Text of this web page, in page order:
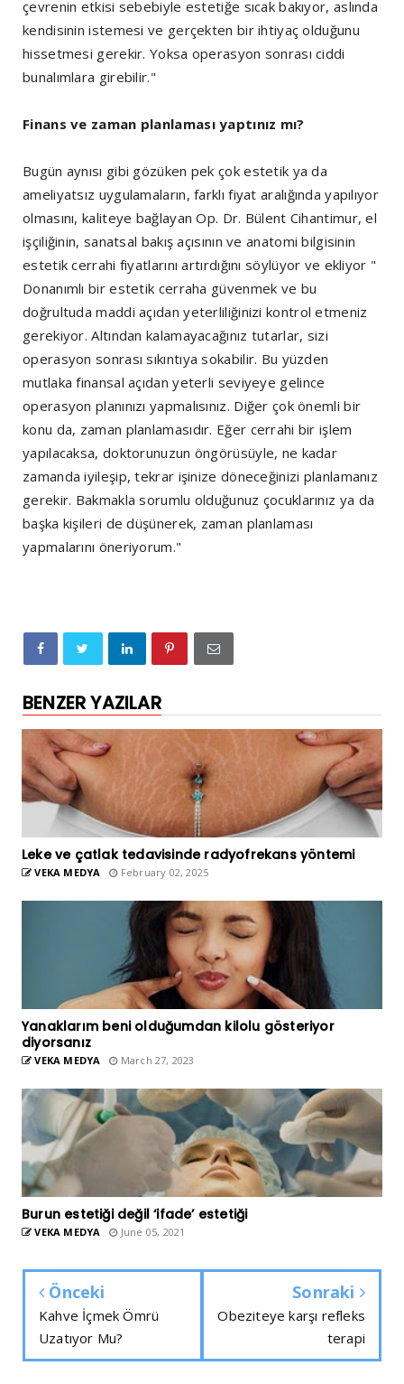
çevrenin etkisi sebebiyle estetiğe sıcak bakıyor, aslında
kendisinin istemesi ve gerçekten bir ihtiyaç olduğunu
hissetmesi gerekir. Yoksa operasyon sonrası ciddi
bunalımlara girebilir."
Finans ve zaman planlaması yaptınız mı?
Bugün aynısı gibi gözüken pek çok estetik ya da
ameliyatsız uygulamaların, farklı fiyat aralığında yapılıyor
olmasını, kaliteye bağlayan Op. Dr. Bülent Cihantimur, el
işçiliğinin, sanatsal bakış açısının ve anatomi bilgisinin
estetik cerrahi fiyatlarını artırdığını söylüyor ve ekliyor "
Donanımlı bir estetik cerraha güvenmek ve bu
doğrultuda maddi açıdan yeterliliğinizi kontrol etmeniz
gerekiyor. Altından kalamayacağınız tutarlar, sizi
operasyon sonrası sıkıntıya sokabilir. Bu yüzden
mutlaka finansal açıdan yeterli seviyeye gelince
operasyon planınızı yapmalısınız. Diğer çok önemli bir
konu da, zaman planlamasıdır. Eğer cerrahi bir işlem
yapılacaksa, doktorunuzun öngörüsüyle, ne kadar
zamanda iyileşip, tekrar işinize döneceğinizi planlamanız
gerekir. Bakmakla sorumlu olduğunuz çocuklarınız ya da
başka kişileri de düşünerek, zaman planlaması
yapmalarını öneriyorum."
BENZER YAZILAR
Leke ve çatlak tedavisinde radyofrekans yöntemi
VEKA MEDYA February 02, 2025
Yanaklarım beni olduğumdan kilolu gösteriyor
diyorsanız
VEKA MEDYA March 27, 2023
Burun estetiği değil ‘ifade’ estetiği
VEKA MEDYA June 05, 2021
Önceki
Kahve İçmek Ömrü
Uzatıyor Mu?
Sonraki
Obeziteye karşı refleks
terapi